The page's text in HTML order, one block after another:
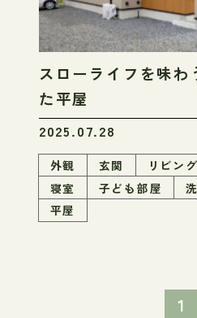
2025.07.28
スローライフを味わ
た平屋
外観 玄関 リビング
寝室
子ども部屋
平屋
1